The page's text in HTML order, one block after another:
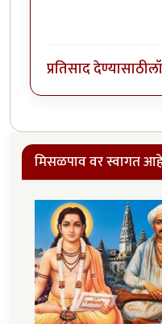
प्रतिसाद देण्यासाठी
मिसळपाव वर स्वागत